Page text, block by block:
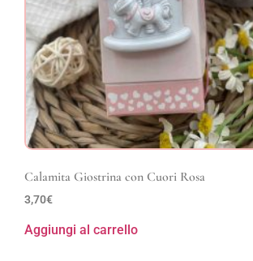
Calamita Giostrina con Cuori Rosa
3,70€
Aggiungi al carrello